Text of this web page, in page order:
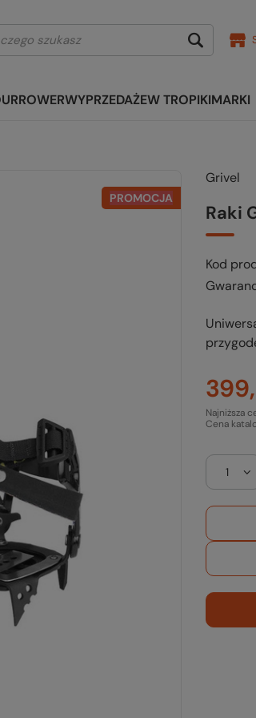
ROWERWYPRZEDAŻEW TROPIKIMARKI
PROMOCJA
Grivel
Raki
Kod
Cena
Najniższa